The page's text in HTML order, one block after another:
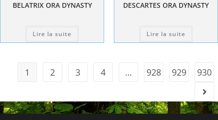
BELATRIX ORA DYNASTY
Lire la suite
DESCARTES ORA DYNASTY
Lire la suite
1 2 3 4 … 928 929 930